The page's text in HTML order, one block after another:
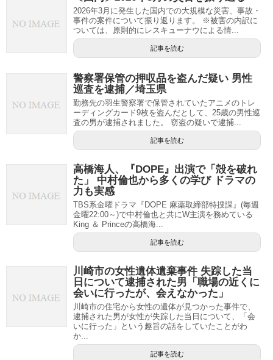
2026年3月に発生した国内での大規模な災害、事故・
事件の案件について振り返ります。 ※被害の内訳に
ついては、原則的にレスキューナウによる情...
記事を読む
警察署保管の押収品を盗んだ疑い 男性
巡査を逮捕／埼玉県
勤務先の羽生警察署で保管されていたアニメのトレ
ーディングカード9枚を盗んだとして、25歳の男性巡
査の男が逮捕されました。 窃盗の疑いで逮捕...
記事を読む
高橋海人、『DOPE』出演で「殻を破れ
た」 中村倫也から多くの学び ドラマの
力も実感
TBS系金曜ドラマ『DOPE 麻薬取締部特捜課』(毎週
金曜22:00～)で中村倫也と共にW主演を務めている
King ＆ Princeの高橋海...
記事を読む
川崎市の女性遺体遺棄事件 失踪した当
日について逮捕された男「職場の近くに
会いに行ったが、会えなかった」
川崎市の住宅から女性の遺体が見つかった事件で、
逮捕された男が女性が失踪した当日について、「会
いに行った」という趣旨の話をしていたことがわ
か...
記事を読む